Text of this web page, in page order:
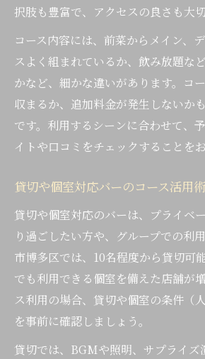
択肢も豊富で、アクセスの良さも大
コース内容には、前菜からメイン、
スよく組まれているか、飲み放題な
かなど、細かな違いがあります。コ
収まるか、追加料金が発生しないか
です。利用するシーンに合わせて、
イトや口コミをチェックすることを
貸切や個室対応バーのコース活用
貸切や個室対応のバーは、プライベ
り過ごしたい方や、グループでの利
市博多区では、10名程度から貸切可
でも利用できる個室を備えた店舗が
ス利用の場合、貸切や個室の条件（
を事前に確認しましょう。
貸切では、BGMや照明、サプライズ